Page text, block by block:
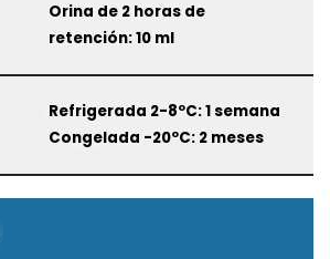
Orina de 2 horas de
retención: 10 ml
Refrigerada 2-8ºC: 1 semana
Congelada -20ºC: 2 meses